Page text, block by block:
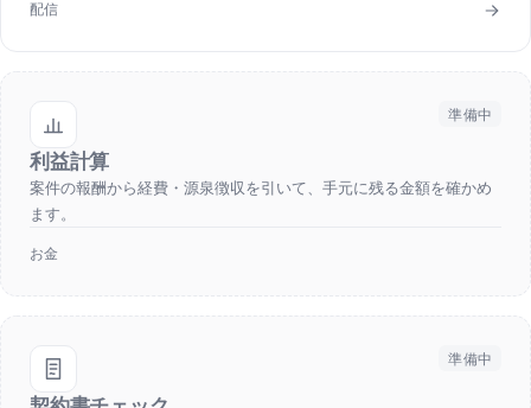
配信
準備中
利益計算
案件の報酬から経費・源泉徴収を引いて、手元に残る金額を確かめ
ます。
お金
準備中